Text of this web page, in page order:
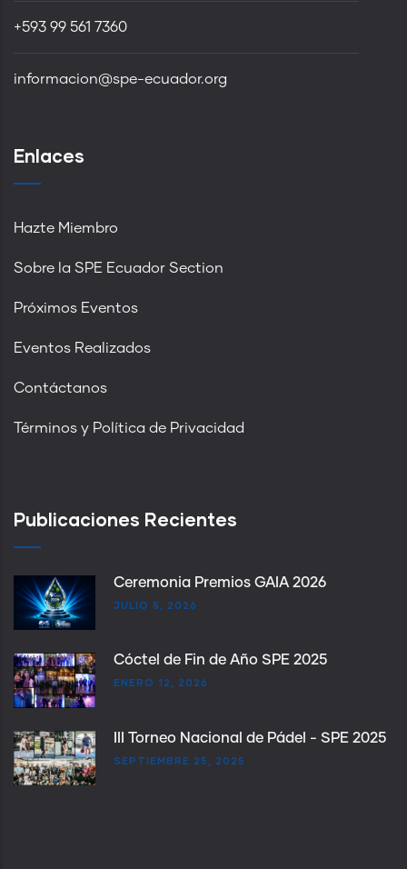
+593 99 561 7360
informacion@spe-ecuador.org
Enlaces
Hazte Miembro
Sobre la SPE Ecuador Section
Próximos Eventos
Eventos Realizados
Contáctanos
Términos y Política de Privacidad
Publicaciones Recientes
Ceremonia Premios GAIA 2026
JULIO 5, 2026
Cóctel de Fin de Año SPE 2025
ENERO 12, 2026
III Torneo Nacional de Pádel - SPE 2025
SEPTIEMBRE 25, 2025